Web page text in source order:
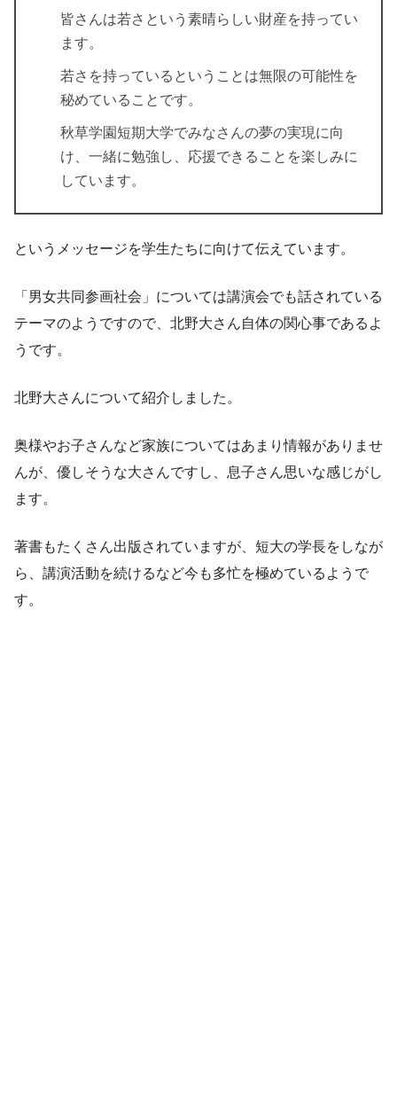
皆さんは若さという素晴らしい財産を持ってい
ます。
若さを持っているということは無限の可能性を
秘めていることです。
秋草学園短期大学でみなさんの夢の実現に向
け、一緒に勉強し、応援できることを楽しみに
しています。
というメッセージを学生たちに向けて伝えています。
「男女共同参画社会」については講演会でも話されている
テーマのようですので、北野大さん自体の関心事であるよ
うです。
北野大さんについて紹介しました。
奥様やお子さんなど家族についてはあまり情報がありませ
んが、優しそうな大さんですし、息子さん思いな感じがし
ます。
著書もたくさん出版されていますが、短大の学長をしなが
ら、講演活動を続けるなど今も多忙を極めているようで
す。